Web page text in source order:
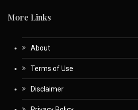
More Links
About
Terms of Use
Disclaimer